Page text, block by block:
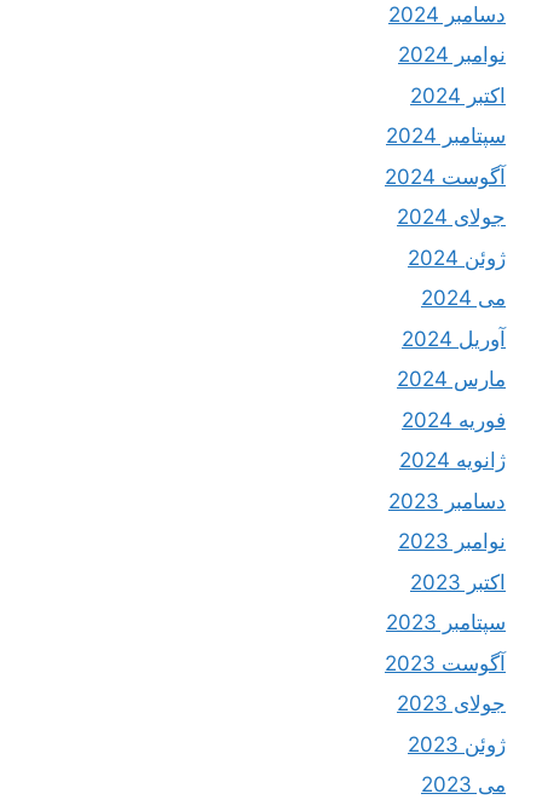
دسامبر 2024
نوامبر 2024
اکتبر 2024
سپتامبر 2024
آگوست 2024
جولای 2024
ژوئن 2024
می 2024
آوریل 2024
مارس 2024
فوریه 2024
ژانویه 2024
دسامبر 2023
نوامبر 2023
اکتبر 2023
سپتامبر 2023
آگوست 2023
جولای 2023
ژوئن 2023
می 2023